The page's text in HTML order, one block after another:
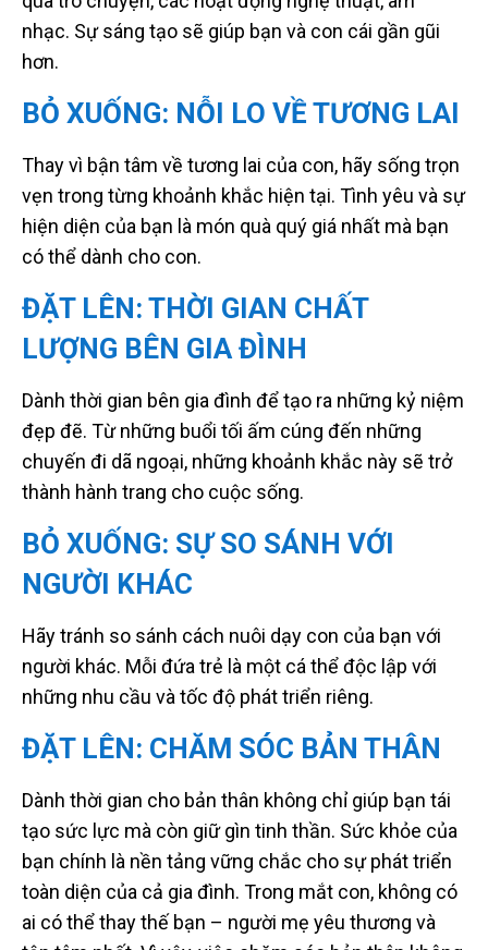
nhạc. Sự sáng tạo sẽ giúp bạn và con cái gần gũi
hơn.
BỎ XUỐNG: NỖI LO VỀ TƯƠNG LAI
Thay vì bận tâm về tương lai của con, hãy sống trọn
vẹn trong từng khoảnh khắc hiện tại. Tình yêu và sự
hiện diện của bạn là món quà quý giá nhất mà bạn
có thể dành cho con.
ĐẶT LÊN: THỜI GIAN CHẤT
LƯỢNG BÊN GIA ĐÌNH
Dành thời gian bên gia đình để tạo ra những kỷ niệm
đẹp đẽ. Từ những buổi tối ấm cúng đến những
chuyến đi dã ngoại, những khoảnh khắc này sẽ trở
thành hành trang cho cuộc sống.
BỎ XUỐNG: SỰ SO SÁNH VỚI
NGƯỜI KHÁC
Hãy tránh so sánh cách nuôi dạy con của bạn với
người khác. Mỗi đứa trẻ là một cá thể độc lập với
những nhu cầu và tốc độ phát triển riêng.
ĐẶT LÊN: CHĂM SÓC BẢN THÂN
Dành thời gian cho bản thân không chỉ giúp bạn tái
tạo sức lực mà còn giữ gìn tinh thần. Sức khỏe của
bạn chính là nền tảng vững chắc cho sự phát triển
toàn diện của cả gia đình. Trong mắt con, không có
ai có thể thay thế bạn – người mẹ yêu thương và